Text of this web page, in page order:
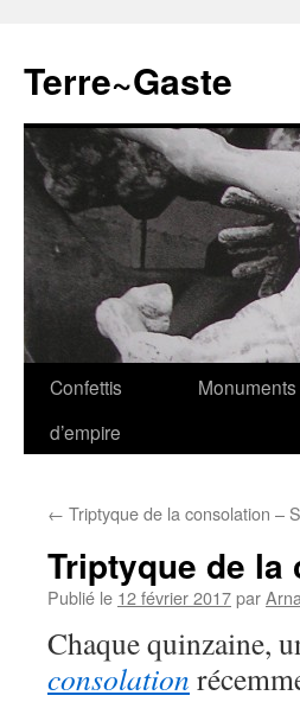
contenu
Terre~Gaste
Confettis
d’empire
Monuments
← Triptyque de la consolation –
Triptyque de la
Publié le 12 février 2017par
Chaque quinzaine,
consolation